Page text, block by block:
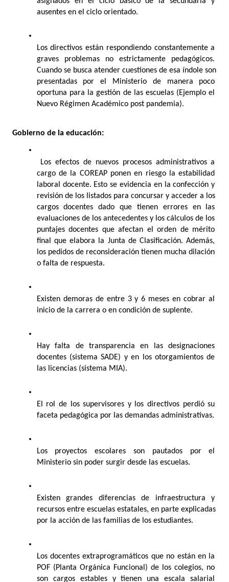
ausentes en el ciclo orientado.
Los directivos están respondiendo constantemente a
graves problemas no estrictamente pedagógicos.
Cuando se busca atender cuestiones de esa índole son
presentadas por el Ministerio de manera poco
oportuna para la gestión de las escuelas (Ejemplo el
Nuevo Régimen Académico post pandemia).
Gobierno de la educación:
Los efectos de nuevos procesos administrativos a
cargo de la COREAP ponen en riesgo la estabilidad
laboral docente. Esto se evidencia en la confección y
revisión de los listados para concursar y acceder a los
cargos docentes dado que tienen errores en las
evaluaciones de los antecedentes y los cálculos de los
puntajes docentes que afectan el orden de mérito
final que elabora la Junta de Clasificación. Además,
los pedidos de reconsideración tienen mucha dilación
o falta de respuesta.
Existen demoras de entre 3 y 6 meses en cobrar al
inicio de la carrera o en condición de suplente.
Hay falta de transparencia en las designaciones
docentes (sistema SADE) y en los otorgamientos de
las licencias (sistema MIA).
El rol de los supervisores y los directivos perdió su
faceta pedagógica por las demandas administrativas.
Los proyectos escolares son pautados por el
Ministerio sin poder surgir desde las escuelas.
Existen grandes diferencias de infraestructura y
recursos entre escuelas estatales, en parte explicadas
por la acción de las familias de los estudiantes.
Los docentes extraprogramáticos que no están en la
POF (Planta Orgánica Funcional) de los colegios, no
son cargos estables y tienen una escala salarial